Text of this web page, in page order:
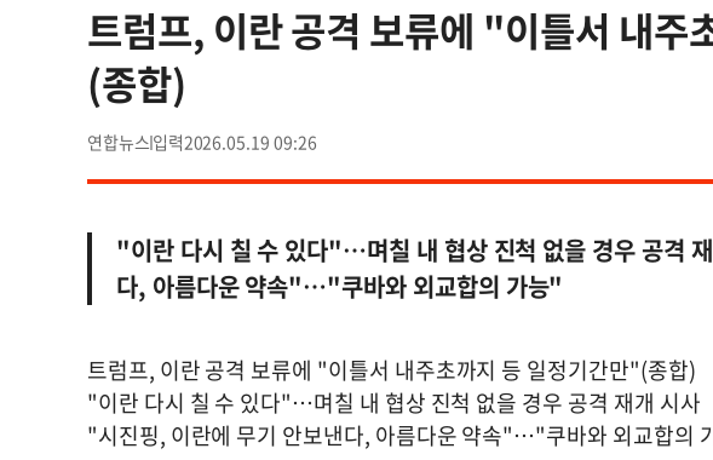
트럼프, 이란 공격 보류에 "이틀서 내주
(종합)
연합뉴스 2026.05.19 09:26
"이란 다시 칠 수 있다"…며칠 내 협상 진척 없을 경우 공격
다, 아름다운 약속"…"쿠바와 외교합의 가능"
트럼프, 이란 공격 보류에 "이틀서 내주초까지 등 일정기간만"(종합)
"이란 다시 칠 수 있다"…며칠 내 협상 진척 없을 경우 공격 재개 시사
"시진핑, 이란에 무기 안보낸다, 아름다운 약속"…"쿠바와 외교합의